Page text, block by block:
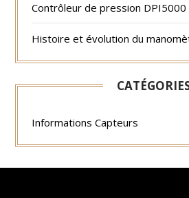
Contrôleur de pression DPI5000
Histoire et évolution du
Informations Capteurs